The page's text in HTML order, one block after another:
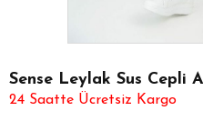
Sense Leylak Sus Cepli
24 Saatte Ücretsiz Kargo